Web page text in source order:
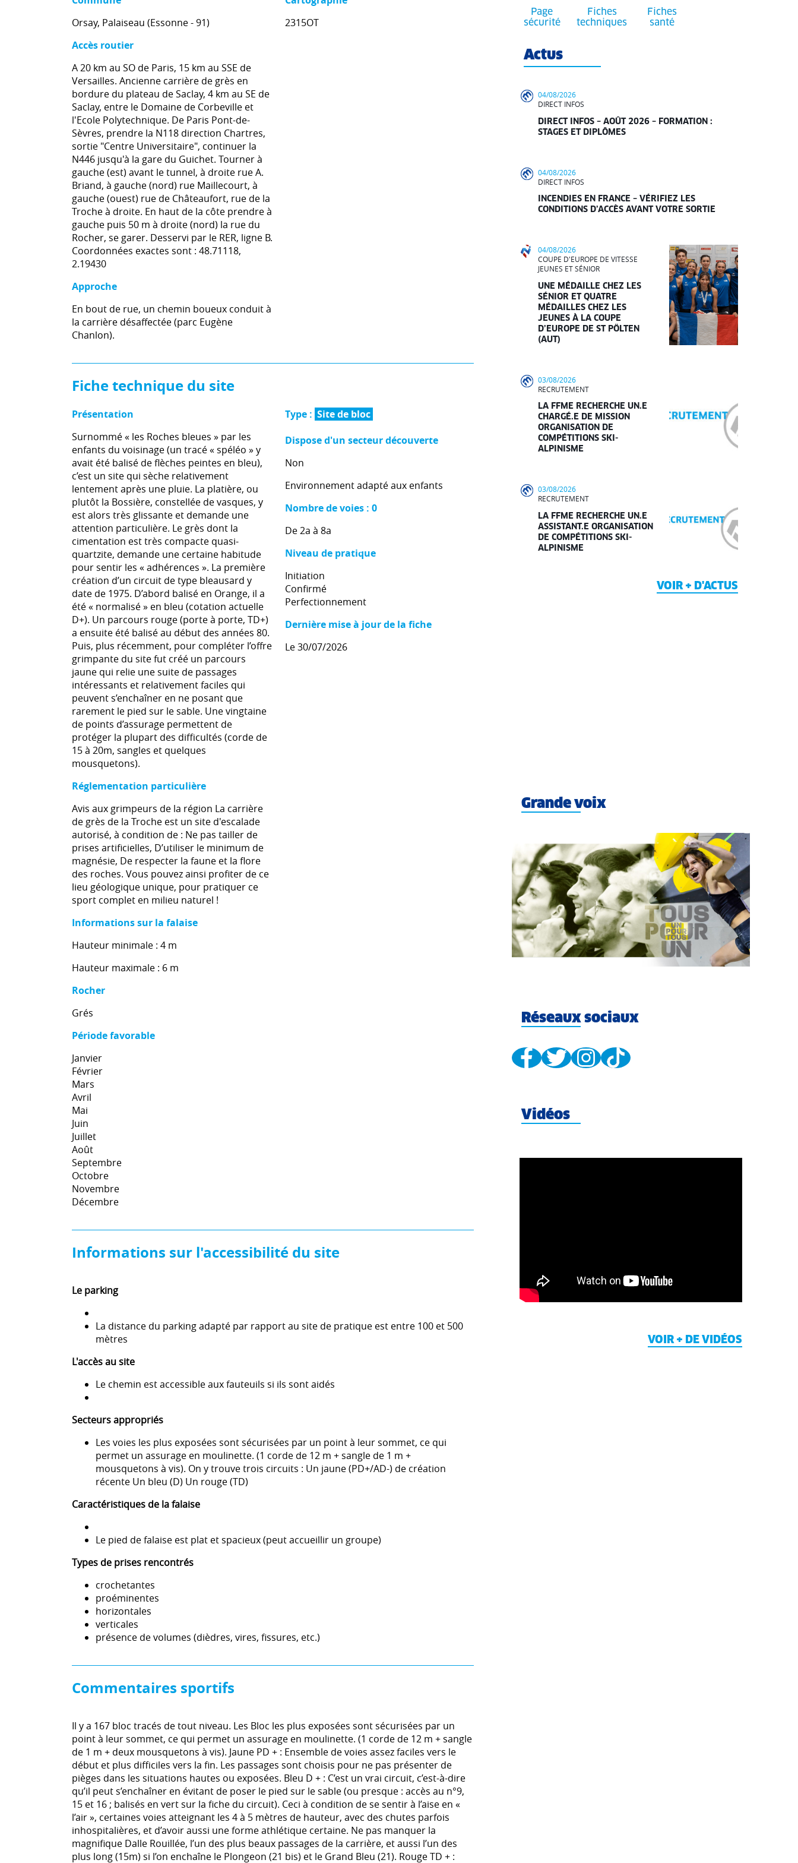
Orsay, Palaiseau (Essonne - 91)
Accès routier
A 20 km au SO de Paris, 15 km au SSE de
Versailles. Ancienne carrière de grès en
bordure du plateau de Saclay, 4 km au SE de
Saclay, entre le Domaine de Corbeville et
l'Ecole Polytechnique. De Paris Pont-de-
Sèvres, prendre la N118 direction Chartres,
sortie "Centre Universitaire", continuer la
N446 jusqu'à la gare du Guichet. Tourner à
gauche (est) avant le tunnel, à droite rue A.
Briand, à gauche (nord) rue Maillecourt, à
gauche (ouest) rue de Châteaufort, rue de la
Troche à droite. En haut de la côte prendre à
gauche puis 50 m à droite (nord) la rue du
Rocher, se garer. Desservi par le RER, ligne B.
Coordonnées exactes sont : 48.71118,
2.19430
Approche
En bout de rue, un chemin boueux conduit à
la carrière désaffectée (parc Eugène
Chanlon).
2315OT
Fiche technique du site
Présentation
Surnommé « les Roches bleues » par les
enfants du voisinage (un tracé « spéléo » y
avait été balisé de flèches peintes en bleu),
c’est un site qui sèche relativement
lentement après une pluie. La platière, ou
plutôt la Bossière, constellée de vasques, y
est alors très glissante et demande une
attention particulière. Le grès dont la
cimentation est très compacte quasi-
quartzite, demande une certaine habitude
pour sentir les « adhérences ». La première
création d’un circuit de type bleausard y
date de 1975. D’abord balisé en Orange, il a
été « normalisé » en bleu (cotation actuelle
D+). Un parcours rouge (porte à porte, TD+)
a ensuite été balisé au début des années 80.
Puis, plus récemment, pour compléter l’offre
grimpante du site fut créé un parcours
jaune qui relie une suite de passages
intéressants et relativement faciles qui
peuvent s’enchaîner en ne posant que
rarement le pied sur le sable. Une vingtaine
de points d’assurage permettent de
protéger la plupart des difficultés (corde de
15 à 20m, sangles et quelques
mousquetons).
Réglementation particulière
Avis aux grimpeurs de la région La carrière
de grès de la Troche est un site d'escalade
autorisé, à condition de : Ne pas tailler de
prises artificielles, D’utiliser le minimum de
magnésie, De respecter la faune et la flore
des roches. Vous pouvez ainsi profiter de ce
lieu géologique unique, pour pratiquer ce
sport complet en milieu naturel !
Informations sur la falaise
Hauteur minimale : 4 m
Hauteur maximale : 6 m
Rocher
Grés
Période favorable
Janvier
Février
Mars
Avril
Mai
Juin
Juillet
Août
Septembre
Octobre
Novembre
Décembre
Type : Site de bloc
Dispose d'un secteur découverte
Non
Environnement adapté aux enfants
Nombre de voies : 0
De 2a à 8a
Niveau de pratique
Initiation
Confirmé
Perfectionnement
Dernière mise à jour de la fiche
Le 30/07/2026
Informations sur l'accessibilité du site
Le parking
La distance du parking adapté par rapport au site de pratique est entre 100 et 500
mètres
L'accès au site
Le chemin est accessible aux fauteuils si ils sont aidés
Secteurs appropriés
Les voies les plus exposées sont sécurisées par un point à leur sommet, ce qui
permet un assurage en moulinette. (1 corde de 12 m + sangle de 1 m +
mousquetons à vis). On y trouve trois circuits : Un jaune (PD+/AD-) de création
récente Un bleu (D) Un rouge (TD)
Caractéristiques de la falaise
Le pied de falaise est plat et spacieux (peut accueillir un groupe)
Types de prises rencontrés
crochetantes
proéminentes
horizontales
verticales
présence de volumes (dièdres, vires, fissures, etc.)
Commentaires sportifs
Il y a 167 bloc tracés de tout niveau. Les Bloc les plus exposées sont sécurisées par un
point à leur sommet, ce qui permet un assurage en moulinette. (1 corde de 12 m + sangle
de 1 m + deux mousquetons à vis). Jaune PD + : Ensemble de voies assez faciles vers le
début et plus difficiles vers la fin. Les passages sont choisis pour ne pas présenter de
pièges dans les situations hautes ou exposées. Bleu D + : C’est un vrai circuit, c’est-à-dire
qu’il peut s’enchaîner en évitant de poser le pied sur le sable (ou presque : accès au n°9,
15 et 16 ; balisés en vert sur la fiche du circuit). Ceci à condition de se sentir à l’aise en «
l’air », certaines voies atteignant les 4 à 5 mètres de hauteur, avec des chutes parfois
inhospitalières, et d’avoir aussi une forme athlétique certaine. Ne pas manquer la
magnifique Dalle Rouillée, l’un des plus beaux passages de la carrière, et aussi l’un des
plus long (15m) si l’on enchaîne le Plongeon (21 bis) et le Grand Bleu (21). Rouge TD + :
Page
sécurité
Fiches
techniques
Fiches
santé
Actus
04/08/2026
DIRECT INFOS
DIRECT INFOS – AOÛT 2026 – FORMATION :
STAGES ET DIPLÔMES
04/08/2026
DIRECT INFOS
INCENDIES EN FRANCE – VÉRIFIEZ LES
CONDITIONS D’ACCÈS AVANT VOTRE SORTIE
04/08/2026
COUPE D'EUROPE DE VITESSE
JEUNES ET SÉNIOR
UNE MÉDAILLE CHEZ LES
SÉNIOR ET QUATRE
MÉDAILLES CHEZ LES
JEUNES À LA COUPE
D’EUROPE DE ST PÖLTEN
(AUT)
03/08/2026
RECRUTEMENT
LA FFME RECHERCHE UN.E
CHARGÉ.E DE MISSION
ORGANISATION DE
COMPÉTITIONS SKI-
ALPINISME
03/08/2026
RECRUTEMENT
LA FFME RECHERCHE UN.E
ASSISTANT.E ORGANISATION
DE COMPÉTITIONS SKI-
ALPINISME
VOIR + D'ACTUS
Grande voix
Réseaux sociaux
Vidéos
VOIR + DE VIDÉOS